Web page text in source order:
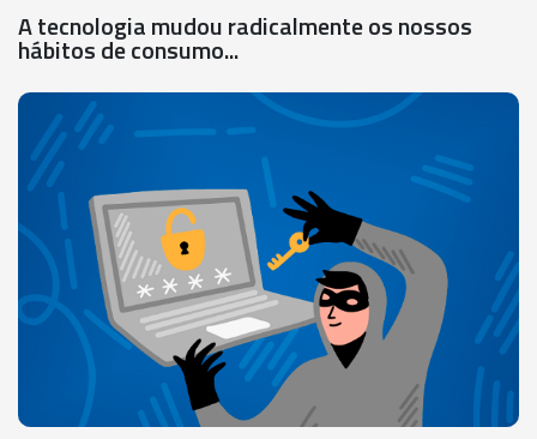
A tecnologia mudou radicalmente os nossos
hábitos de consumo...